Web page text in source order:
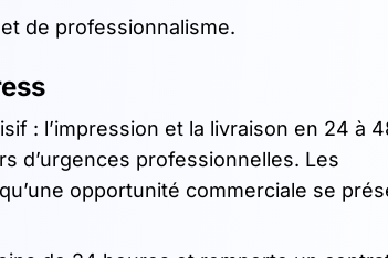
de professionnalisme.
: l’impression et la livraison en 24 à
d’urgences professionnelles. Les
opportunité commerciale se